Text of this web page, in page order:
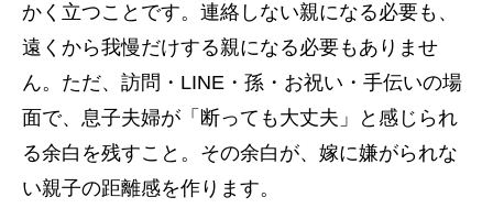
かく立つことです。連絡しない親になる必要も、
遠くから我慢だけする親になる必要もありませ
ん。ただ、訪問・LINE・孫・お祝い・手伝いの場
面で、息子夫婦が「断っても大丈夫」と感じられ
る余白を残すこと。その余白が、嫁に嫌がられな
い親子の距離感を作ります。